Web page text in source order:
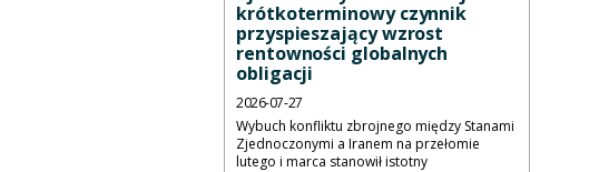
krótkoterminowy czynnik
przyspieszający wzrost
rentowności globalnych
obligacji
2026-07-27
Wybuch konfliktu zbrojnego między Stanami
Zjednoczonymi a Iranem na przełomie
lutego i marca stanowił istotny